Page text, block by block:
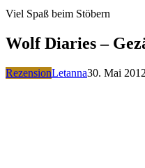
Viel Spaß beim Stöbern
Wolf Diaries –
RezensionLetanna30. Mai 2012